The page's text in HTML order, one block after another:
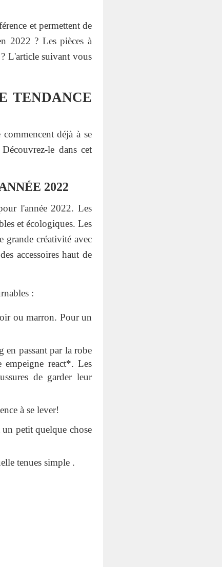
et permettent de
2022 ? Les pièces à
L'article suivant vous
TENDANCE
déjà à se
le dans cet
2022
l'année 2022. Les
et écologiques. Les
grande créativité avec
accessoires haut de
:
ou marron. Pour un
en passant par la robe
react*. Les
de garder leur
à se lever!
petit quelque chose
tenues simple .